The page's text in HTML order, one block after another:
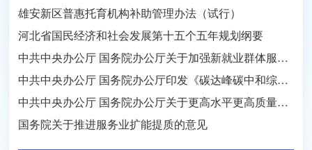
雄安新区普惠托育机构补助管理办法（试行）
​河北省国民经济和社会发展第十五个五年规划纲要
中共中央办公厅 国务院办公厅关于加强新就业群体服务管理的意见
中共中央办公厅 国务院办公厅印发《碳达峰碳中和综合评价考核办法》
中共中央办公厅 国务院办公厅关于更高水平更高质量做好节能降碳工作的意见
国务院关于推进服务业扩能提质的意见